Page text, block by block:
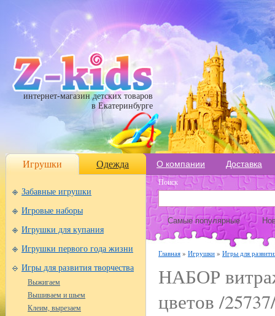
интернет-магазин детских товаров
в Екатеринбурге
Игрушки Одежда О компании Доставка
Забавные игрушки
Игровые наборы
Игрушки для купания
Игрушки первого года жизни
Игры для развития творчества
Выжигаем
Вышиваем и шьем
Клеим, вырезаем
Поиск
Самые популярные
Главная » Игрушки » Игры для
НАБОР
цветов /